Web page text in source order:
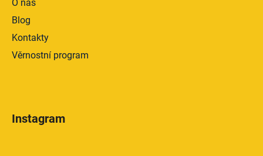
O nás
Blog
Kontakty
Věrnostní program
Instagram